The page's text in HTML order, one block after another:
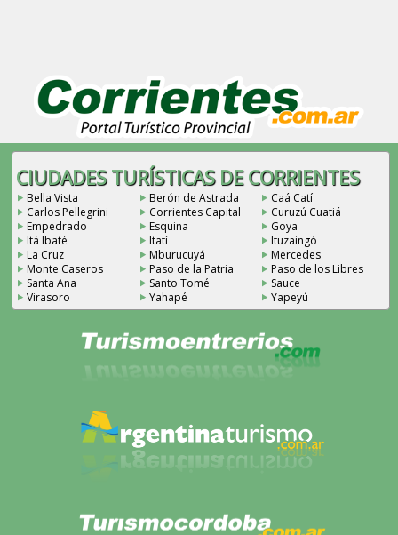
CIUDADES TURÍSTICAS DE CORRIENTES
Bella Vista Berón de Astrada
Caá Catí
Carlos Pellegrini
Corrientes Capital
Curuzú Cuatiá
Empedrado
Esquina
Goya
Itá Ibaté
Itatí
Ituzaingó
La Cruz
Mburucuyá
Mercedes
Monte Caseros
Paso de la Patria
Paso de los Libres
Santa Ana
Santo Tomé
Sauce
Virasoro
Yahapé Yapeyú